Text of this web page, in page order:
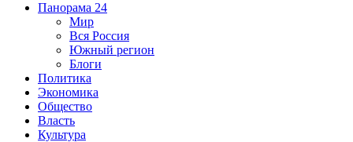
Панорама 24
Мир
Вся Россия
Южный регион
Блоги
Политика
Экономика
Общество
Власть
Культура